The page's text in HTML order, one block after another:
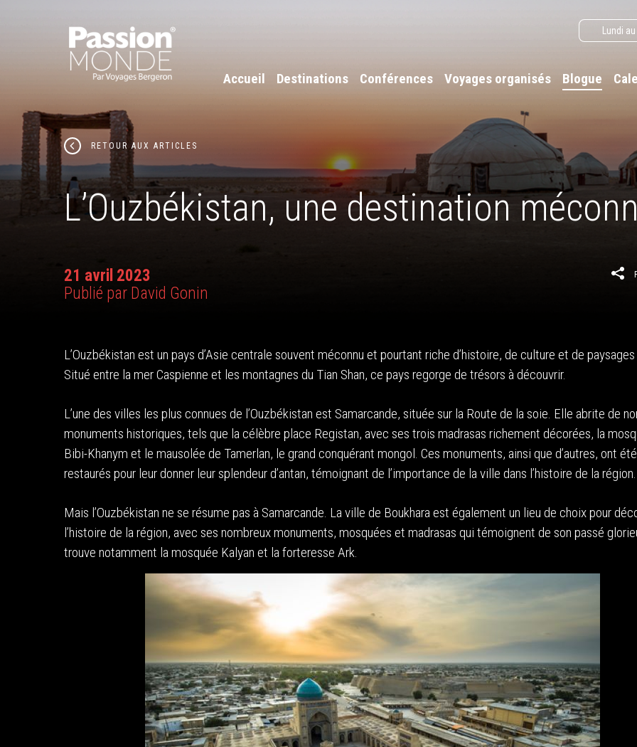
Lundi
Accueil Destinations Conférences Voyages organisés Blogue
RETOUR AUX ARTICLES
L’Ouzbékistan, une destination
21 avril 2023
Publié par David Gonin
L’Ouzbékistan est un pays d’Asie centrale souvent méconnu et pourtant riche d’histoire, de culture et de
Situé entre la mer Caspienne et les montagnes du Tian Shan, ce pays regorge de trésors à découvrir.
L’une des villes les plus connues de l’Ouzbékistan est Samarcande, située sur la Route de la soie. Elle abrite de
monuments historiques, tels que la célèbre place Registan, avec ses trois madrasas richement décorées, la
Bibi-Khanym et le mausolée de Tamerlan, le grand conquérant mongol. Ces monuments, ainsi que d’autres, ont été
restaurés pour leur donner leur splendeur d’antan, témoignant de l’importance de la ville dans l’histoire de la région.
Mais l’Ouzbékistan ne se résume pas à Samarcande. La ville de Boukhara est également un lieu de choix pour
l’histoire de la région, avec ses nombreux monuments, mosquées et madrasas qui témoignent de son passé
trouve notamment la mosquée Kalyan et la forteresse Ark.